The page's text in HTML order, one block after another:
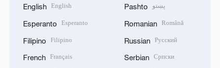
English English
Esperanto Esperanto
Filipino Filipino
French Français
Pashto پښتو
Romanian Română
Russian Русский
Serbian Српски